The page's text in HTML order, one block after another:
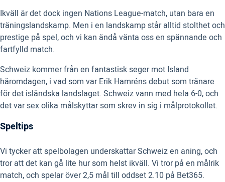
Ikväll är det dock ingen Nations League-match, utan bara en
träningslandskamp. Men i en landskamp står alltid stolthet och
prestige på spel, och vi kan ändå vänta oss en spännande och
fartfylld match.
Schweiz kommer från en fantastisk seger mot Island
häromdagen, i vad som var Erik Hamréns debut som tränare
för det isländska landslaget. Schweiz vann med hela 6-0, och
det var sex olika målskyttar som skrev in sig i målprotokollet.
Speltips
Vi tycker att spelbolagen underskattar Schweiz en aning, och
tror att det kan gå lite hur som helst ikväll. Vi tror på en målrik
match, och spelar över 2,5 mål till oddset 2.10 på Bet365.